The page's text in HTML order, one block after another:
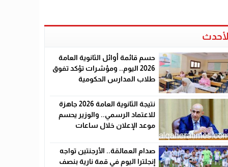
حسم قائمة أوائل الثانوية العامة
2026 اليوم.. ومؤشرات تؤكد تفوق
طلاب المدارس الحكومية
نتيجة الثانوية العامة 2026 جاهزة
للاعتماد الرسمي.. والوزير يحسم
موعد الإعلان خلال ساعات
صدام العمالقة.. الأرجنتين تواجه
إنجلترا اليوم في قمة نارية بنصف